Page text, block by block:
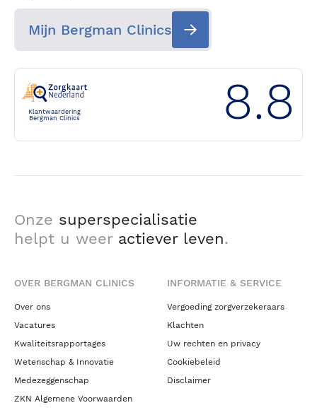
Mijn Bergman Clinics
Klantwaardering
Bergman Clinics
8.8
Onze superspecialisatie
helpt u weer actiever leven.
OVER BERGMAN CLINICS
Over ons
Vacatures
Kwaliteitsrapportages
Wetenschap & Innovatie
Medezeggenschap
ZKN Algemene Voorwaarden
INFORMATIE & SERVICE
Vergoeding zorgverzekeraars
Klachten
Uw rechten en privacy
Cookiebeleid
Disclaimer